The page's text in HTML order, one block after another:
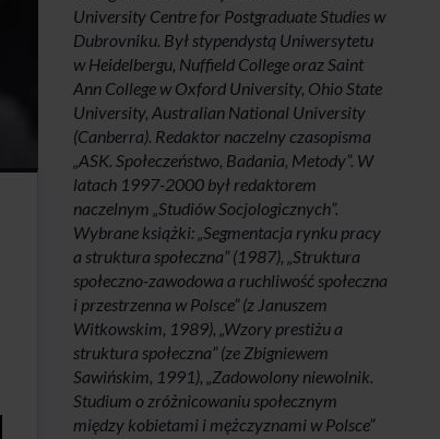
University Centre for Postgraduate Studies w
Dubrovniku. Był stypendystą Uniwersytetu
w Heidelbergu, Nuffield College oraz Saint
Ann College w Oxford University, Ohio State
University, Australian National University
(Canberra). Redaktor naczelny czasopisma
„ASK. Społeczeństwo, Badania, Metody”. W
latach 1997-2000 był redaktorem
naczelnym „Studiów Socjologicznych”.
Wybrane książki: „Segmentacja rynku pracy
a struktura społeczna” (1987), „Struktura
społeczno-zawodowa a ruchliwość społeczna
i przestrzenna w Polsce” (z Januszem
Witkowskim, 1989), „Wzory prestiżu a
struktura społeczna” (ze Zbigniewem
Sawińskim, 1991), „Zadowolony niewolnik.
Studium o zróżnicowaniu społecznym
między kobietami i mężczyznami w Polsce”